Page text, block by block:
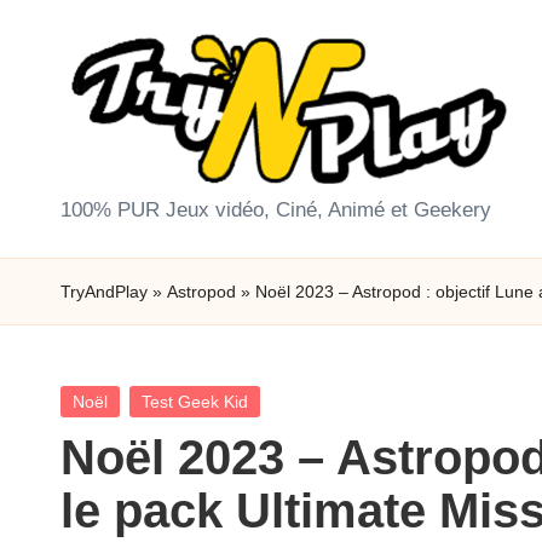
T
r
y
A
n
d
100% PUR Jeux vidéo, Ciné, Animé et Geekery
TryAndPlay » Astropod » Noël 2023 – Astropod : objectif Lune
Posted
Noël Test Geek Kid
Noël 2023 –
le pack Ultimate